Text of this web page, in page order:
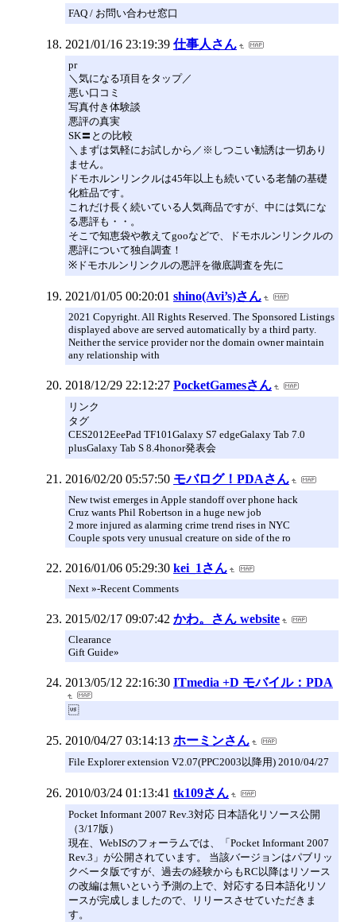
FAQ / お問い合わせ窓口
2021/01/16 23:19:39 仕事人さん
pr
＼気になる項目をタップ／
悪い口コミ
写真付き体験談
悪評の真実
SK〓との比較
＼まずは気軽にお試しから／※しつこい勧誘は一切あり
ません。
ドモホルンリンクルは45年以上も続いている老舗の基礎
化粧品です。
これだけ長く続いている人気商品ですが、中には気にな
る悪評も・・。
そこで知恵袋や教えてgooなどで、ドモホルンリンクルの
悪評について独自調査！
※ドモホルンリンクルの悪評を徹底調査を先に
2021/01/05 00:20:01 shino(Avi’s)さん
2021 Copyright. All Rights Reserved. The Sponsored Listings
displayed above are served automatically by a third party.
Neither the service provider nor the domain owner maintain
any relationship with
2018/12/29 22:12:27 PocketGamesさん
リンク
タグ
CES2012EeePad TF101Galaxy S7 edgeGalaxy Tab 7.0
plusGalaxy Tab S 8.4honor発表会
2016/02/20 05:57:50 モバログ！PDAさん
New twist emerges in Apple standoff over phone hack
Cruz wants Phil Robertson in a huge new job
2 more injured as alarming crime trend rises in NYC
Couple spots very unusual creature on side of the ro
2016/01/06 05:29:30 kei_1さん
Next »-Recent Comments
2015/02/17 09:07:42 かわ。さん website
Clearance
Gift Guide»
2013/05/12 22:16:30 ITmedia +D モバイル：PDA
2010/04/27 03:14:13 ホーミンさん
File Explorer extension V2.07(PPC2003以降用) 2010/04/27
2010/03/24 01:13:41 tk109さん
Pocket Informant 2007 Rev.3対応 日本語化リソース公開
（3/17版）
現在、WebISのフォーラムでは、「Pocket Informant 2007
Rev.3」が公開されています。 当該バージョンはパブリッ
クベータ版ですが、過去の経験からもRC以降はリソース
の改編は無いという予測の上で、対応する日本語化リソ
ースが完成しましたので、リリースさせていただきま
す。